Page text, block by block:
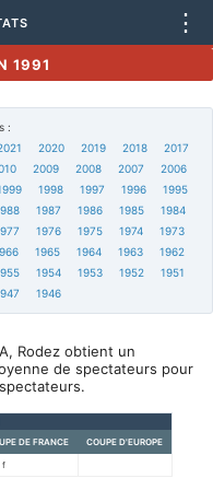
⋮
1991
:
2020 2019 2018
2017
2009 2008 2007
2006
1998 1997 1996
1995
1987 1986 1985
1984
1976 1975 1974
1973
1965 1964 1963
1962
1954 1953 1952
1951
1946
Rodez obtient un
de spectateurs pour
DE FRANCE COUPE D'EUROPE
f